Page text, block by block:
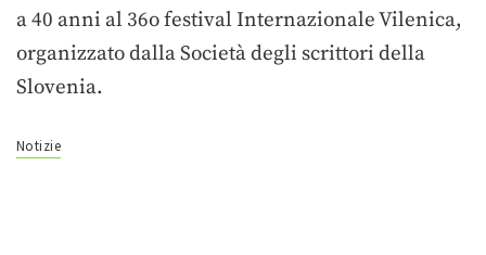
a 40 anni al 36o festival Internazionale Vilenica,
organizzato dalla Società degli scrittori della
Slovenia.
Notizie